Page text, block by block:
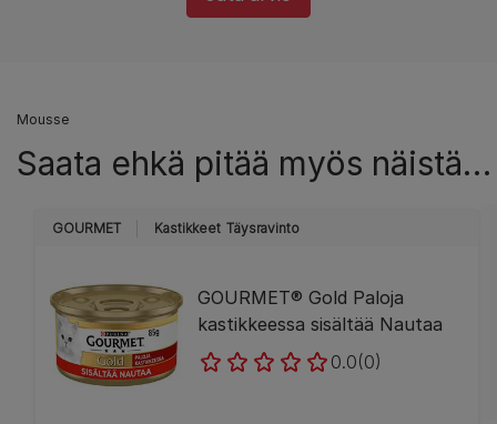
Mousse
Saata ehkä pitää myös näistä…
GOURMET Kastikkeet Täysravinto
GOURMET® Gold Paloja
kastikkeessa sisältää Nautaa
0.0(0)